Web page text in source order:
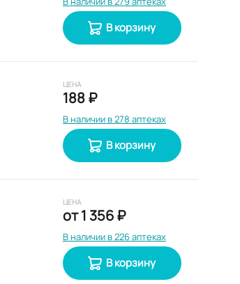
В корзину
ЦЕНА
188 ₽
В наличии в 278 аптеках
В корзину
ЦЕНА
от1 356 ₽
В наличии в 226 аптеках
В корзину